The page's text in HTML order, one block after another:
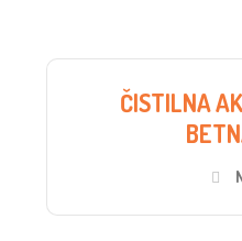
ČISTILNA